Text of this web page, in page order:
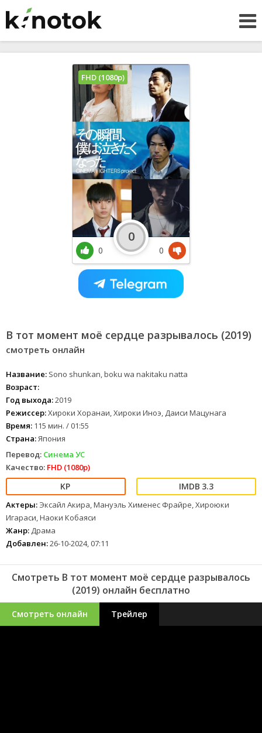
В тот момент моё сердце разрывалось (2019)
смотреть онлайн
Название: Sono shunkan, boku wa nakitaku natta
Возраст:
Год выхода:2019
Режиссер:Хироки Хоранаи, Хироки Иноэ, Даиси Мацунага
Время: 115 мин. / 01:55
Страна:Япония
Перевод: Синема УС
Качество: FHD (1080p)
3.3
Актеры: Эксайл Акира, Мануэль Хименес Фрайре, Хироюки
Игараси, Наоки Кобаяси
Жанр: Драма
Добавлен:26-10-2024, 07:11
FHD (1080p)
0
0
0
Смотреть В тот момент моё сердце разрывалось
(2019) онлайн бесплатно
Смотреть онлайн Трейлер